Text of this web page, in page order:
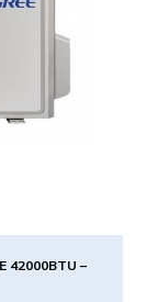
42000BTU –